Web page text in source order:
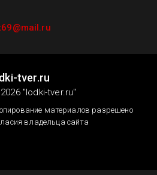
tver.ru
"lodki-tver.ru"
материалов разрешено
владельца сайта